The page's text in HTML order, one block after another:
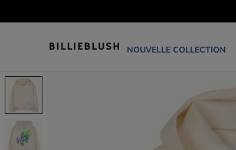
NOUVELLE COLLECTION